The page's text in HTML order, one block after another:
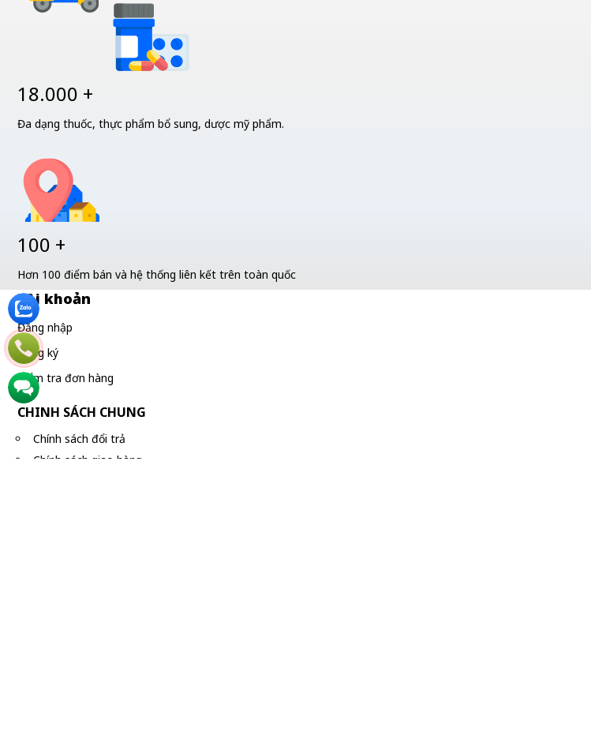
18.000 +
Đa dạng thuốc, thực phẩm bổ sung, dược mỹ phẩm.
100 +
Hơn 100 điểm bán và hệ thống liên kết trên toàn quốc
Tài khoản
Đăng nhập
Đăng ký
Kiểm tra đơn hàng
CHINH SÁCH CHUNG
Chính sách đổi trả
Chính sách giao hàng